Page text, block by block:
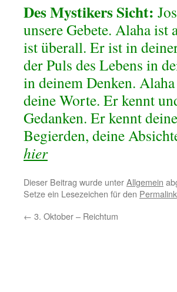
Des Mystikers Sicht:
unsere Gebete. Alaha ist
ist überall. Er ist in
der Puls des Lebens in
in deinem Denken.
deine Worte. Er kennt
Gedanken. Er kennt
Begierden, deine
hier
Dieser Beitrag wurde unterAllgemein
Setze ein Lesezeichen für den Permalink
← 3. Oktober – Reichtum